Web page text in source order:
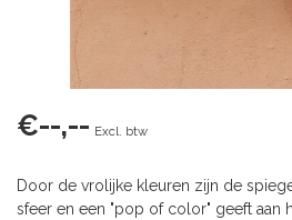
€--,-- Excl. btw
Door de vrolijke kleuren zijn de
sfeer en een "pop of color" geeft aan